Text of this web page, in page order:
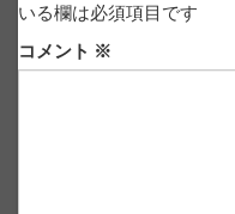
いる欄は必須項目です
コメント ※